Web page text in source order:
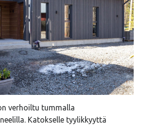
verhoiltu tummalla
Katokselle tyylikkyyttä